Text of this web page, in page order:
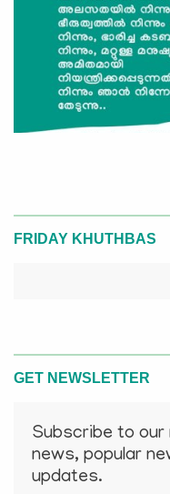
FRIDAY KHUTHBAS
GET NEWSLETTER
Subscribe to
news, popular
updates.